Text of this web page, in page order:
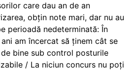
care dau an de an
obțin note mari, dar nu au
perioadă nedeterminată: În
am încercat să ținem cât se
bine sub control posturile
/ La niciun concurs nu poți